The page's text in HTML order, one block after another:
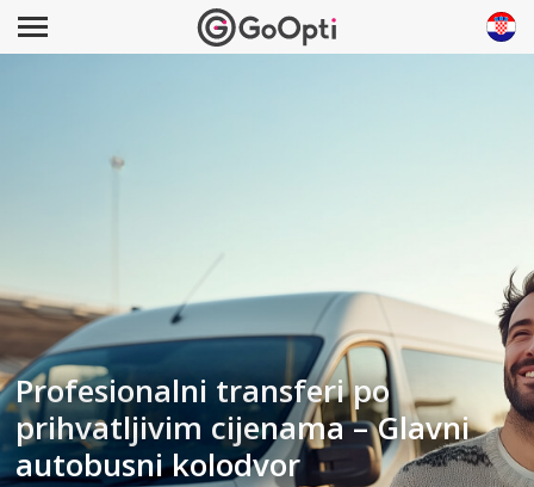
Profesionalni transferi po
prihvatljivim cijenama – Glavni
autobusni kolodvor